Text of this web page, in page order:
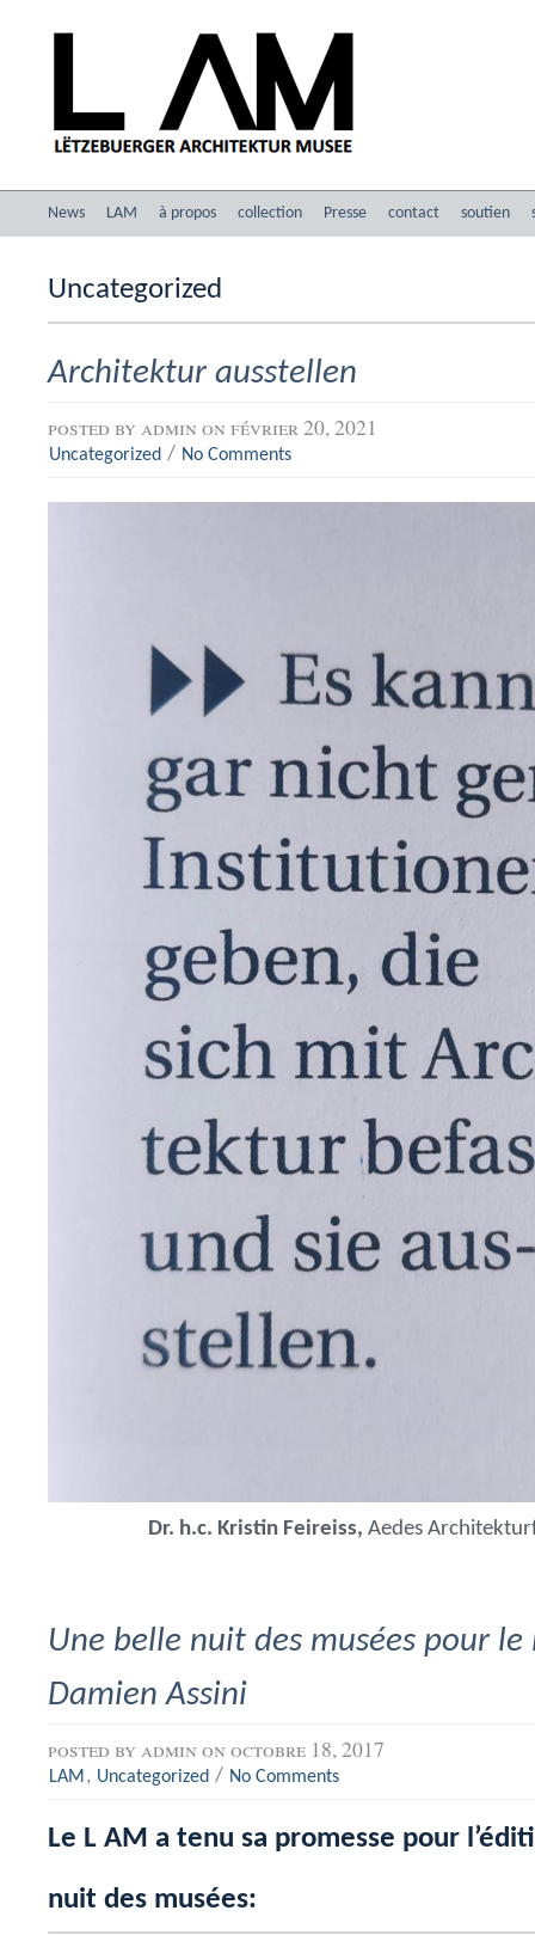
News LAM à propos collection Presse contact soutien
Uncategorized
Architektur ausstellen
posted by admin on février 20, 2021
Uncategorized / No Comments
Dr. h.c. Kristin Feireiss, Aedes
Une belle nuit des musées pour le
Damien Assini
posted by admin on octobre 18, 2017
LAM, Uncategorized / No Comments
Le L AM a tenu sa promesse pour
nuit des musées: